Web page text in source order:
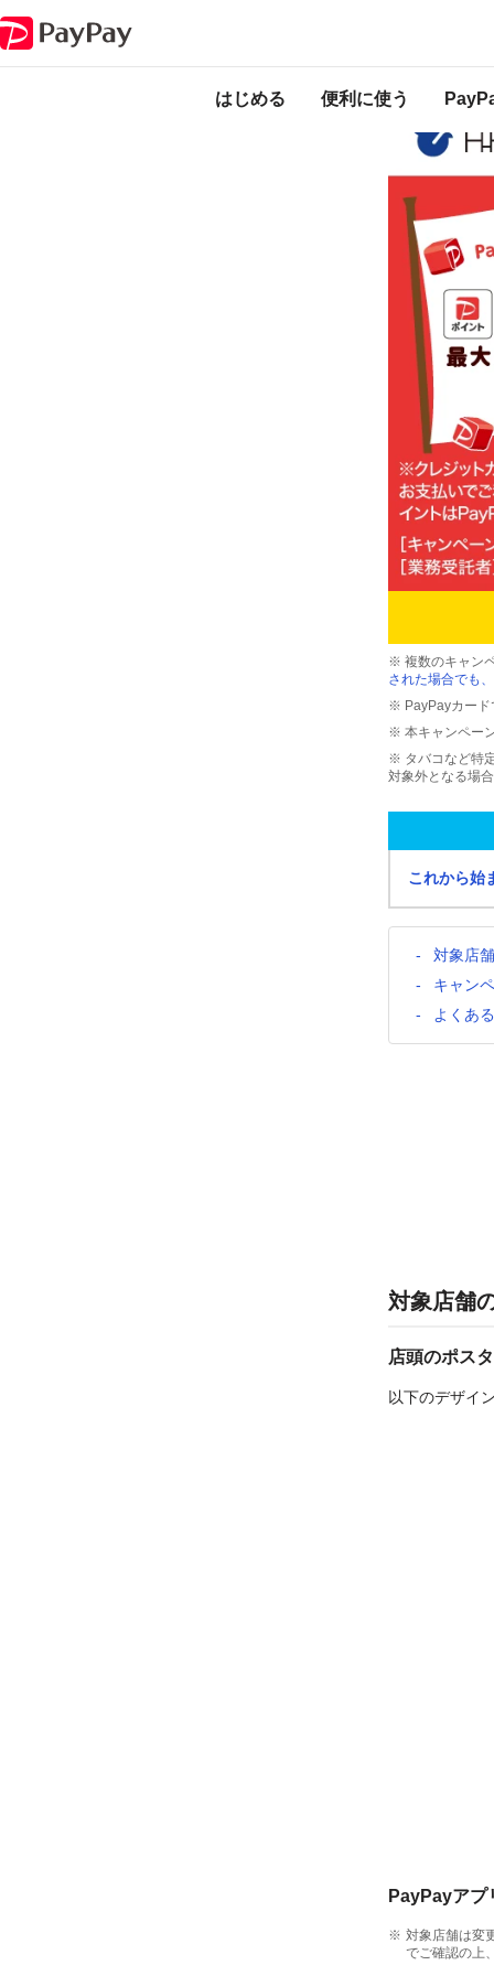
はじめる 便利に使う
のになります。
※ 複数のキャン
された場合でも
※ PayPayカード
※ 本キャンペー
※ タバコなど特
対象外となる場
これから始
対象店
キャン
よくあ
対象店舗
店頭のポス
以下のデザイ
PayPayアプ
対象店舗は変
でご確認の上